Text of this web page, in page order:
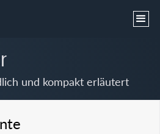
und kompakt erläutert